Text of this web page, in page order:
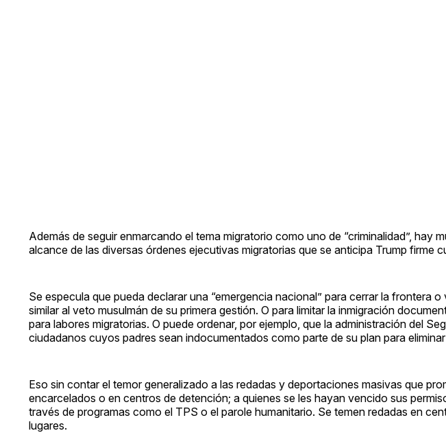
Además de seguir enmarcando el tema migratorio como uno de “criminalidad”, hay
alcance de las diversas órdenes ejecutivas migratorias que se anticipa Trump firme
Se especula que pueda declarar una “emergencia nacional” para cerrar la frontera
similar al veto musulmán de su primera gestión. O para limitar la inmigración
para labores migratorias. O puede ordenar, por ejemplo, que la administración del
ciudadanos cuyos padres sean indocumentados como parte de su plan para
Eso sin contar el temor generalizado a las redadas y deportaciones masivas que
encarcelados o en centros de detención; a quienes se les hayan vencido sus
través de programas como el TPS o el parole humanitario. Se temen redadas en
lugares.